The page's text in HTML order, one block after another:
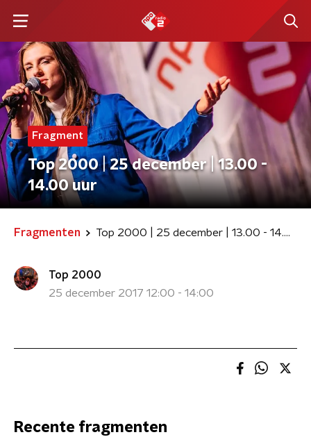
Fragment
Top 2000 | 25 december | 13.00 -
14.00 uur
Fragmenten Top 2000 | 25 december | 13.00 - 14.00 uur
Top 2000
25 december 2017 12:00 - 14:00
Recente fragmenten